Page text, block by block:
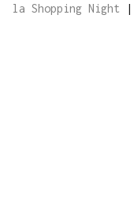
la Shopping Night
|